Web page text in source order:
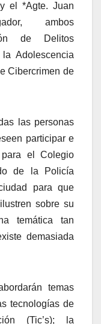
el *Agte. Juan
ambos
de Delitos
Adolescencia
Cibercrimen de
las personas
participar e
el Colegio
de la Policía
para que
sobre su
temática tan
demasiada
temas
tecnologías de
(Tic’s); la